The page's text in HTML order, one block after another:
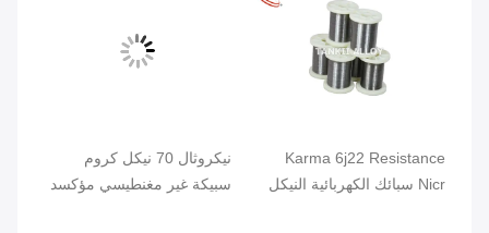
Karma 6j22 Resistance
Nicr سبائك الكهربائية النيكل
نيكروثال 70 نيكل كروم
سبيكة غير مغنطيسي مؤكسد